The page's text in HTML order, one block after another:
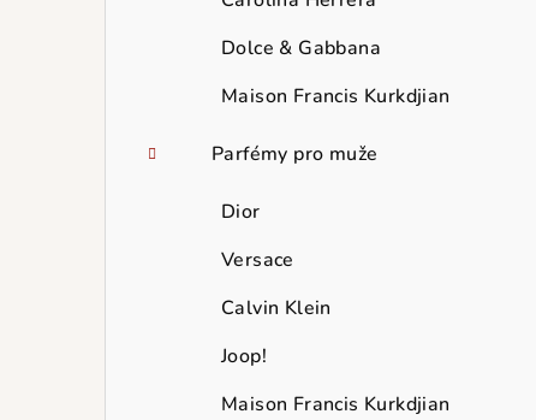
Dolce & Gabbana
Maison Francis Kurkdjian
Parfémy pro muže
Dior
Versace
Calvin Klein
Joop!
Maison Francis Kurkdjian